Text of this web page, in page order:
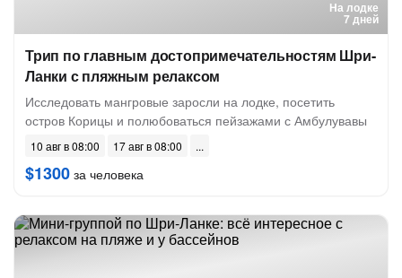
На лодке
7 дней
Трип по главным достопримечательностям Шри-
Ланки с пляжным релаксом
Исследовать мангровые заросли на лодке, посетить
остров Корицы и полюбоваться пейзажами с Амбулувавы
10 авг в 08:00 17 авг в 08:00
$1300 за человека